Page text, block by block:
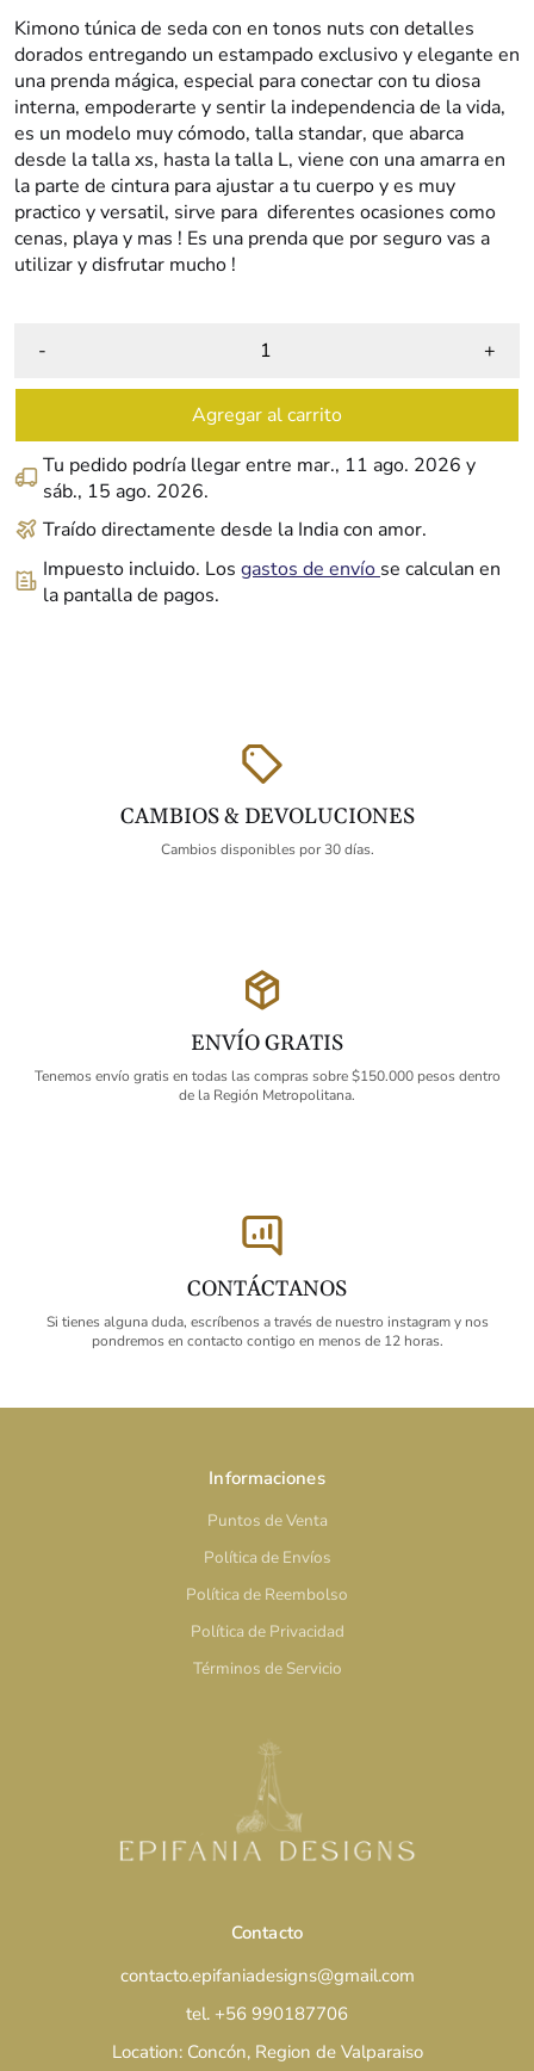
Kimono túnica de seda con en tonos nuts con detalles
dorados entregando un estampado exclusivo y elegante en
una prenda mágica, especial para conectar con tu diosa
interna, empoderarte y sentir la independencia de la vida,
es un modelo muy cómodo, talla standar, que abarca
desde la talla xs, hasta la talla L, viene con una amarra en
la parte de cintura para ajustar a tu cuerpo y es muy
practico y versatil, sirve para diferentes ocasiones como
cenas, playa y mas ! Es una prenda que por seguro vas a
utilizar y disfrutar mucho !
- +
Agregar al carrito
Tu pedido podría llegar entre mar., 11 ago. 2026 y
sáb., 15 ago. 2026.
Traído directamente desde la India con amor.
Impuesto incluido. Los gastos de envío se calculan en
la pantalla de pagos.
CAMBIOS & DEVOLUCIONES
Cambios disponibles por 30 días.
ENVÍO GRATIS
Tenemos envío gratis en todas las compras sobre $150.000 pesos dentro
de la Región Metropolitana.
CONTÁCTANOS
Si tienes alguna duda, escríbenos a través de nuestro instagram y nos
pondremos en contacto contigo en menos de 12 horas.
Informaciones
Puntos de Venta
Política de Envíos
Política de Reembolso
Política de Privacidad
Términos de Servicio
Contacto
contacto.epifaniadesigns@gmail.com
tel. +56 990187706
Location: Concón, Region de Valparaiso